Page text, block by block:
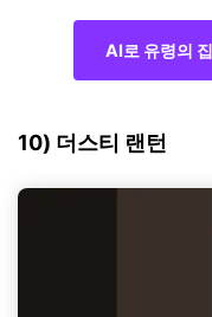
AI로 유령의
10) 더스티 랜턴